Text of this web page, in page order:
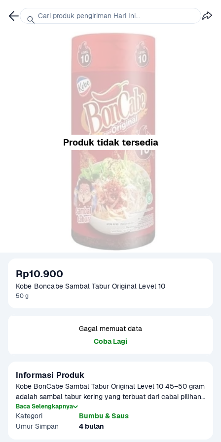
Produk tidak tersedia
Rp10.900
Kobe Boncabe Sambal Tabur Original Level 10
50 g
Gagal memuat data
Coba Lagi
Informasi Produk
Kobe BonCabe Sambal Tabur Original Level 10 45–50 gram
adalah sambal tabur kering yang terbuat dari cabai pilihan,
termasuk cabai rawit, dengan rasa pedas mantap yang
khas. Dipadukan dengan rempah-rempah alami, BonCabe
Level 10 memberikan sensasi pedas yang seimbang dan
Baca Selengkapnya
Kategori
Bumbu & Saus
Umur Simpan
4 bulan
Cari produk pengiriman Hari Ini...